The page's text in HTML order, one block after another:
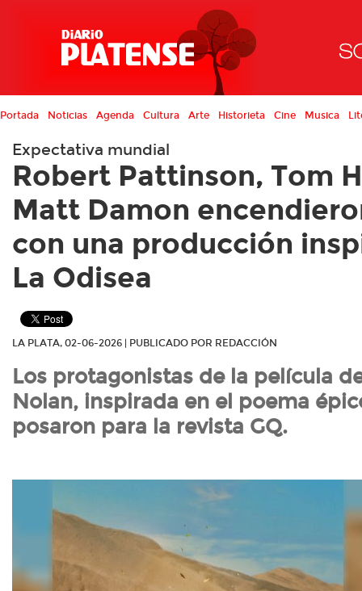
Portada Noticias Agenda Cultura Arte Historieta Cine Musica
Expectativa mundial
Robert Pattinson, Tom
Matt Damon
con una producción
La Odisea
LA PLATA, 02-06-2026 | PUBLICADO POR REDACCIÓN
Los protagonistas de la película
Nolan, inspirada en el poema
posaron para la revista GQ.